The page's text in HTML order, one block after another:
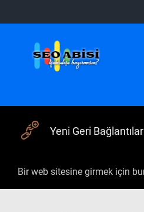
Yeni Geri Bağlantılar